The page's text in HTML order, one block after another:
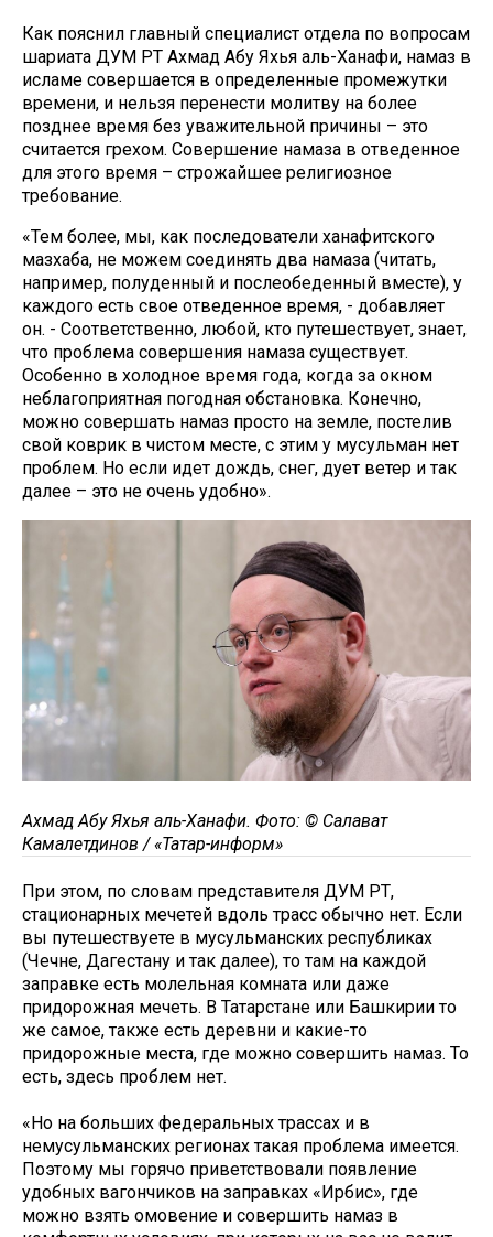
Как пояснил главный специалист отдела по вопросам
шариата ДУМ РТ Ахмад Абу Яхья аль-Ханафи, намаз в
исламе совершается в определенные промежутки
времени, и нельзя перенести молитву на более
позднее время без уважительной причины – это
считается грехом. Совершение намаза в отведенное
для этого время – строжайшее религиозное
требование.
«Тем более, мы, как последователи ханафитского
мазхаба, не можем соединять два намаза (читать,
например, полуденный и послеобеденный вместе), у
каждого есть свое отведенное время, - добавляет
он. - Соответственно, любой, кто путешествует, знает,
что проблема совершения намаза существует.
Особенно в холодное время года, когда за окном
неблагоприятная погодная обстановка. Конечно,
можно совершать намаз просто на земле, постелив
свой коврик в чистом месте, с этим у мусульман нет
проблем. Но если идет дождь, снег, дует ветер и так
далее – это не очень удобно».
Ахмад Абу Яхья аль-Ханафи. Фото: © Салават
Камалетдинов / «Татар-информ»
При этом, по словам представителя ДУМ РТ,
стационарных мечетей вдоль трасс обычно нет. Если
вы путешествуете в мусульманских республиках
(Чечне, Дагестану и так далее), то там на каждой
заправке есть молельная комната или даже
придорожная мечеть. В Татарстане или Башкирии то
же самое, также есть деревни и какие-то
придорожные места, где можно совершить намаз. То
есть, здесь проблем нет.
«Но на больших федеральных трассах и в
немусульманских регионах такая проблема имеется.
Поэтому мы горячо приветствовали появление
удобных вагончиков на заправках «Ирбис», где
можно взять омовение и совершить намаз в